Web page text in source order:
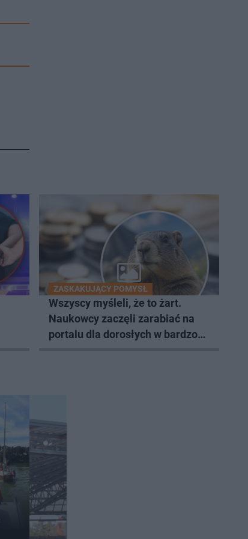
ZASKAKUJĄCY POMYSŁ
Wszyscy myśleli, że to żart.
Naukowcy zaczęli zarabiać na
portalu dla dorosłych w bardzo